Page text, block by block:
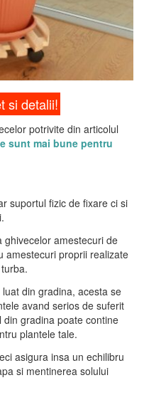
si detalii!
potrivite din articolul
sunt mai bune pentru
suportul fizic de fixare ci si
ghivecelor amestecuri de
amestecuri proprii realizate
din gradina, acesta se
avand serios de suferit
gradina poate contine
plantele tale.
asigura insa un echilibru
si mentinerea solului